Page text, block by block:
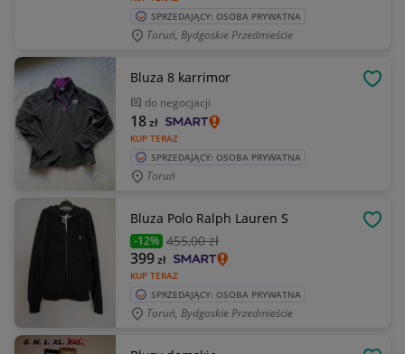
SPRZEDAJĄCY: OSOBA PRYWATNA
Toruń, Bydgoskie Przedmieście
Bluza 8 karrimor
do negocjacji
KUP TERAZ
18zł
SPRZEDAJĄCY: OSOBA PRYWATNA
Toruń
Bluza Polo Ralph Lauren S
-12% 455,00 zł
KUP TERAZ
399zł
SPRZEDAJĄCY: OSOBA PRYWATNA
Toruń, Bydgoskie Przedmieście